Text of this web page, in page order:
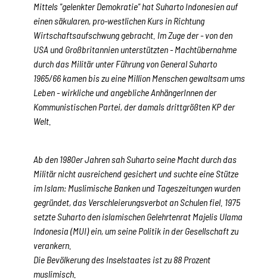
Mittels "gelenkter Demokratie" hat Suharto Indonesien auf
einen säkularen, pro-westlichen Kurs in Richtung
Wirtschaftsaufschwung gebracht. Im Zuge der - von den
USA und Großbritannien unterstützten - Machtübernahme
durch das Militär unter Führung von General Suharto
1965/66 kamen bis zu eine Million Menschen gewaltsam ums
Leben - wirkliche und angebliche AnhängerInnen der
Kommunistischen Partei, der damals drittgrößten KP der
Welt.
Ab den 1980er Jahren sah Suharto seine Macht durch das
Militär nicht ausreichend gesichert und suchte eine Stütze
im Islam: Muslimische Banken und Tageszeitungen wurden
gegründet, das Verschleierungsverbot an Schulen fiel. 1975
setzte Suharto den islamischen Gelehrtenrat Majelis Ulama
Indonesia (MUI) ein, um seine Politik in der Gesellschaft zu
verankern.
Die Bevölkerung des Inselstaates ist zu 88 Prozent
muslimisch.